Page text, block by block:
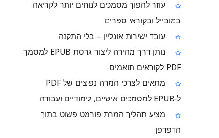
עוזר להפוך מסמכים לנוחים יותר לקריאה
במובייל ובקוראי ספרים
עובד ישירות אונליין – בלי התקנה
נותן דרך מהירה ליצור גרסת EPUB למסמך
PDF לקוראים תואמים
מתאים לצרכי המרה נפוצים של PDF
ל‑EPUB למסמכים אישיים, לימודיים ועבודה
מציע תהליך המרת פורמט פשוט בתוך
הדפדפן